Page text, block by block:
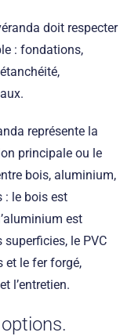
doit respecter
: fondations,
représente la
principale ou le
bois, aluminium,
: le bois est
est
le PVC
et le fer forgé,
l’entretien.